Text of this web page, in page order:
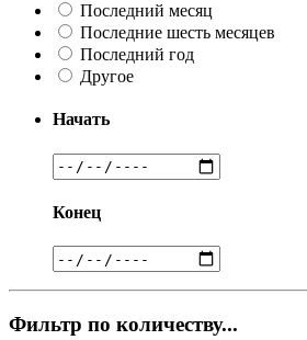
Последний месяц
Последние шесть месяцев
Последний год
Другое
Начать
Конец
Фильтр по количеству...